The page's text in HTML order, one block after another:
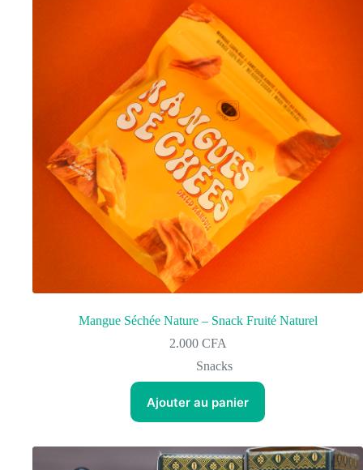
Mangue Séchée Nature – Snack Fruité Naturel
2.000 CFA
Snacks
Ajouter au panier